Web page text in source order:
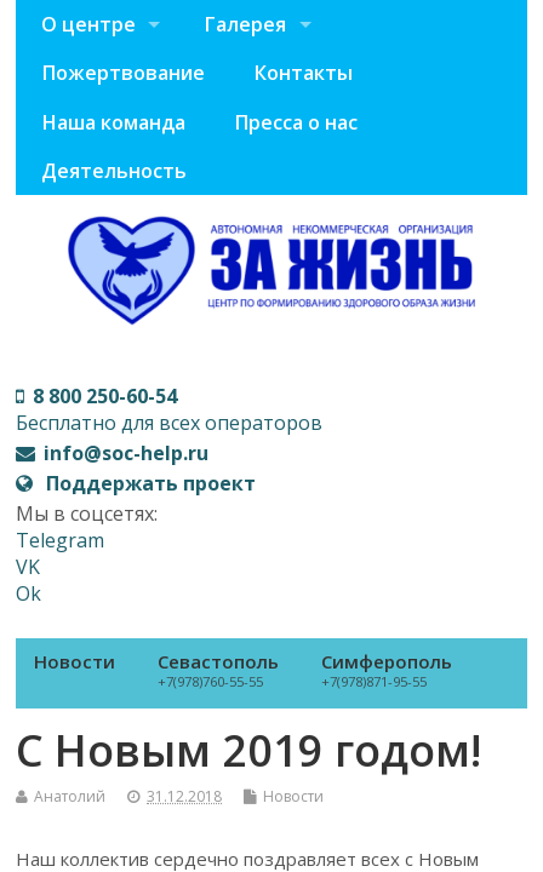
О центре
Галерея
Пожертвование
Контакты
Наша команда
Пресса о нас
Деятельность
8 800 250-60-54
Бесплатно для всех операторов
info@soc-help.ru
Поддержать проект
Мы в соцсетях:
Telegram
VK
Ok
Новости Севастополь
+7(978)760-55-55
Симферополь
+7(978)871-95-55
С Новым 2019 годом!
Анатолий 31.12.2018 Новости
Наш коллектив сердечно поздравляет всех с Новым